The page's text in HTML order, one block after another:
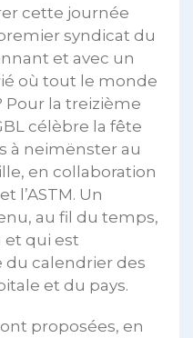
cette journée
syndicat du
et avec un
où tout le monde
Pour la treizième
célèbre la fête
à neimënster au
en collaboration
l’ASTM. Un
au fil du temps,
qui est
du calendrier des
et du pays.
proposées, en